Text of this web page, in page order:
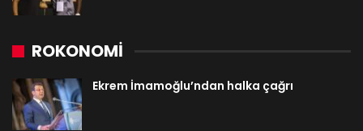
ROKONOMİ
Ekrem İmamoğlu’ndan halka çağrı